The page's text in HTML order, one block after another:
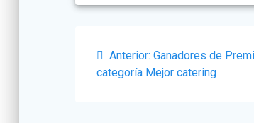
Navegación
de
Anterior: Post
anterior:
Ganadores de
categoría Mejor catering